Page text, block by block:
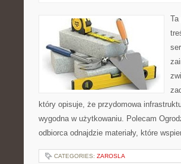
Ta
który opisuje, że przydomowa
wygodna w użytkowaniu. Polecam
odbiorca odnajdzie materiały, które
CATEGORIES: ZAROSLA